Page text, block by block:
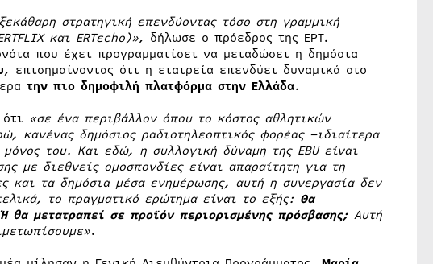
στρατηγική επενδύοντας τόσο στη γραμμική
και ERTεcho)», δήλωσε ο πρόεδρος της ΕΡΤ.
που έχει προγραμματίσει να μεταδώσει η δημόσια
, επισημαίνοντας ότι η εταιρεία επενδύει δυναμικά στο
την πιο δημοφιλή πλατφόρμα στην Ελλάδα.
«σε ένα περιβάλλον όπου το κόστος αθλητικών
κανένας δημόσιος ραδιοτηλεοπτικός φορέας –ιδιαίτερα
του. Και εδώ, η συλλογική δύναμη της EBU είναι
με διεθνείς ομοσπονδίες είναι απαραίτητη για τη
και τα δημόσια μέσα ενημέρωσης, αυτή η συνεργασία δεν
το πραγματικό ερώτημα είναι το εξής: Θα
θα μετατραπεί σε προϊόν περιορισμένης πρόσβασης;Αυτή
.